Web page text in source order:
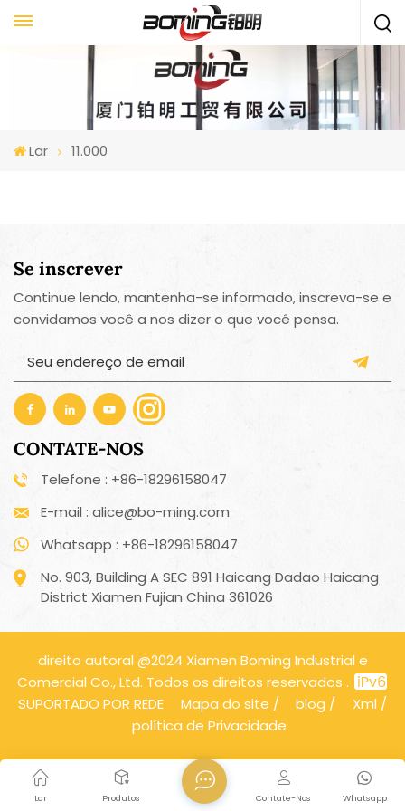
Lar 11.000
Se inscrever
Continue lendo, mantenha-se informado, inscreva-se e
convidamos você a nos dizer o que você pensa.
CONTATE-NOS
Telefone : +86-18296158047
E-mail : alice@bo-ming.com
Whatsapp : +86-18296158047
No. 903, Building A SEC 891 Haicang Dadao Haicang
District Xiamen Fujian China 361026
direito autoral @2024 Xiamen Boming Industrial e
Comercial Co., Ltd. Todos os direitos reservados .
SUPORTADO POR REDE
Mapa do site / blog / Xml /
política de Privacidade
Lar Produtos Whatsapp
Contate-Nos